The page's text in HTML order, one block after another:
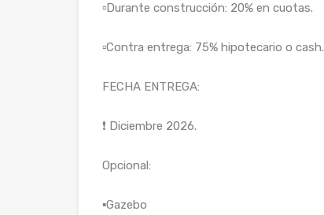
▫️Durante construcción: 20% en cuotas.
▫️Contra entrega: 75% hipotecario o cash.
FECHA ENTREGA:
❗ Diciembre 2026.
Opcional:
▪️Gazebo